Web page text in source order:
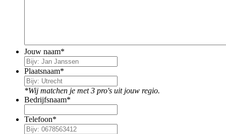
Jouw naam*
Plaatsnaam*
*Wij matchen je met 3 pro's uit jouw regio.
Bedrijfsnaam*
Telefoon*